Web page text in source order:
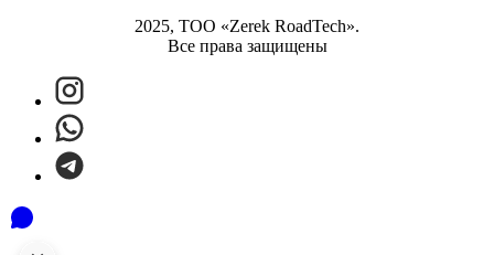
2025, ТОО «Zerek RoadTech».
Все права защищены